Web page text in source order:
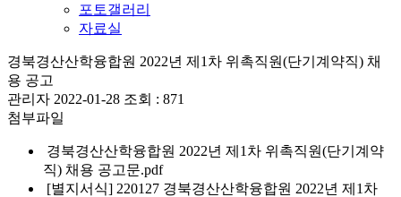
포토갤러리
자료실
경북경산산학융합원 2022년 제1차 위촉직원(단기계약직) 채
용 공고
관리자 2022-01-28 조회 : 871
첨부파일
경북경산산학융합원 2022년 제1차 위촉직원(단기계약
직) 채용 공고문.pdf
[별지서식] 220127 경북경산산학융합원 2022년 제1차